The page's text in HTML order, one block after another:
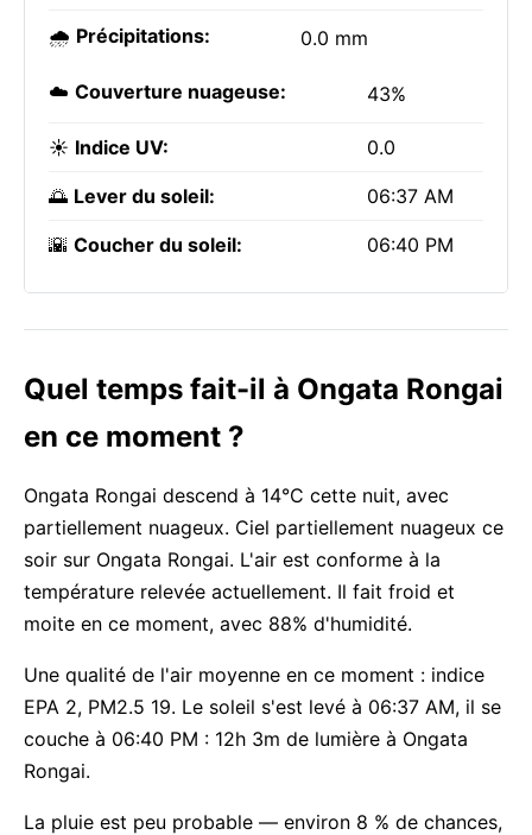
🌧️ Précipitations: 0.0 mm
☁️ Couverture nuageuse: 43%
☀️ Indice UV: 0.0
🌅 Lever du soleil: 06:37 AM
🌇 Coucher du soleil: 06:40 PM
Quel temps fait-il à Ongata Rongai
en ce moment ?
Ongata Rongai descend à 14°C cette nuit, avec
partiellement nuageux. Ciel partiellement nuageux ce
soir sur Ongata Rongai. L'air est conforme à la
température relevée actuellement. Il fait froid et
moite en ce moment, avec 88% d'humidité.
Une qualité de l'air moyenne en ce moment : indice
EPA 2, PM2.5 19. Le soleil s'est levé à 06:37 AM, il se
couche à 06:40 PM : 12h 3m de lumière à Ongata
Rongai.
La pluie est peu probable — environ 8 % de chances,